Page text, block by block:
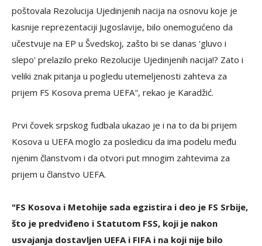
poštovala Rezolucija Ujedinjenih nacija na osnovu koje je
kasnije reprezentaciji Jugoslavije, bilo onemogućeno da
učestvuje na EP u Švedskoj, zašto bi se danas 'gluvo i
slepo' prelazilo preko Rezolucije Ujedinjenih nacija!? Zato i
veliki znak pitanja u pogledu utemeljenosti zahteva za
prijem FS Kosova prema UEFA", rekao je Karadžić.
Prvi čovek srpskog fudbala ukazao je i na to da bi prijem
Kosova u UEFA moglo za posledicu da ima podelu među
njenim članstvom i da otvori put mnogim zahtevima za
prijem u članstvo UEFA.
"FS Kosova i Metohije sada egzistira i deo je FS Srbije,
što je predviđeno i Statutom FSS, koji je nakon
usvajanja dostavljen UEFA i FIFA i na koji nije bilo